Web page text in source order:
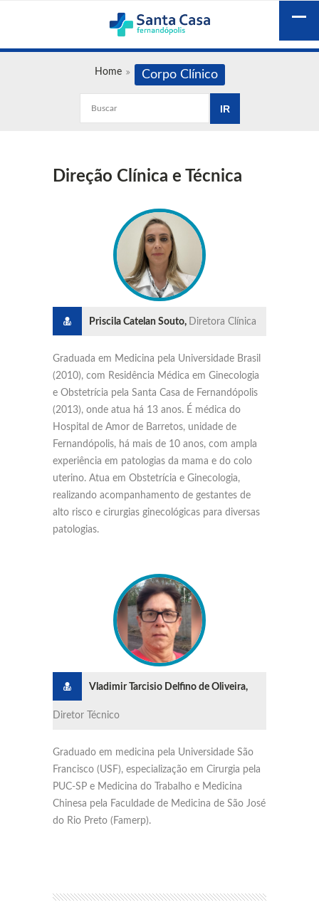
Home Corpo Clínico
Direção Clínica e Técnica
Priscila Catelan Souto, Diretora Clínica
Graduada em Medicina pela Universidade Brasil
(2010), com Residência Médica em Ginecologia
e Obstetrícia pela Santa Casa de Fernandópolis
(2013), onde atua há 13 anos. É médica do
Hospital de Amor de Barretos, unidade de
Fernandópolis, há mais de 10 anos, com ampla
experiência em patologias da mama e do colo
uterino. Atua em Obstetrícia e Ginecologia,
realizando acompanhamento de gestantes de
alto risco e cirurgias ginecológicas para diversas
patologias.
Vladimir Tarcisio Delfino de Oliveira,
Diretor Técnico
Graduado em medicina pela Universidade São
Francisco (USF), especialização em Cirurgia pela
PUC-SP e Medicina do Trabalho e Medicina
Chinesa pela Faculdade de Medicina de São José
do Rio Preto (Famerp).